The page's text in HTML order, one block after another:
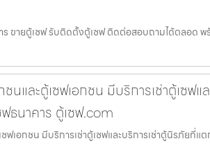
ขายตู้เซฟ รับติดตั้งตู้เซฟ ติดต่อสอบถามได้ตลอด พ
และตู้เซฟเอกชน มีบริการเช่าตู้เซฟแ
ธนาคาร ตู้เซฟ.com
เอกชน มีบริการเช่าตู้เซฟและบริการเช่าตู้นิรภัยที่แ